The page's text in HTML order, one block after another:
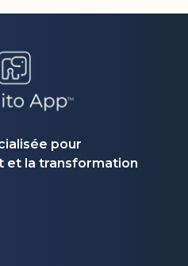
pour
et la transformation